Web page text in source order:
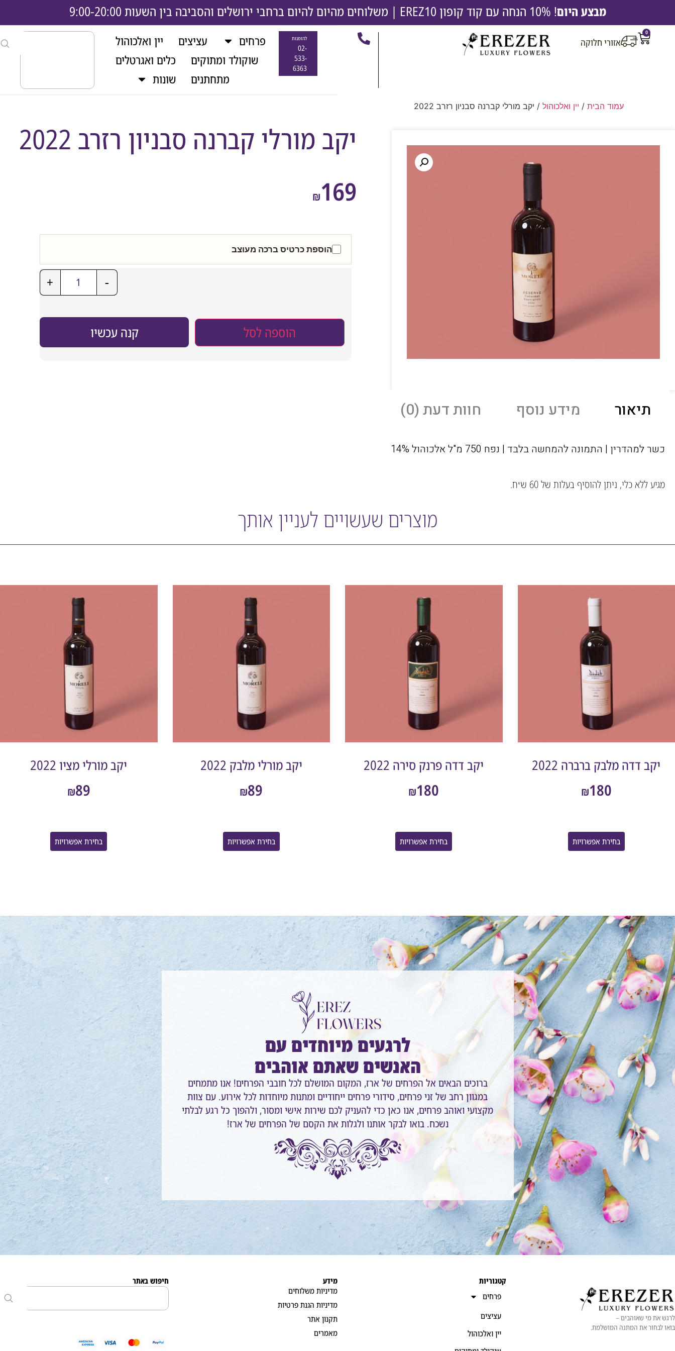
מבצע היום! 10% הנחה עם קוד קופון EREZ10 | משלוחים מהיום להיום ברחבי ירושלים והסביבה בין השעות 9:00-20:00
אזורי חלוקה
0
פרחים עציצים
יין ואלכוהול
שוקולד ומתוקים
כלים ואגרטלים
מתחתנים
שונות
להזמנות
02-
533-
6363
עמוד הבית / יין ואלכוהול / יקב מורלי קברנה סבניון רזרב 2022
יקב מורלי קברנה סבניון רזרב 2022
₪169
הוספת כרטיס ברכה מעוצב
-
+
הוספה לסל קנה עכשיו
תיאור מידע נוסף חוות דעת (0)
כשר למהדרין | התמונה להמחשה בלבד | נפח 750 מ"ל אלכוהול 14%
מגיע ללא כלי, ניתן להוסיף בעלות של 60 ש״ח.
מוצרים שעשויים לעניין אותך
יקב דדה מלבק ברברה 2022
₪180
בחירת אפשרויות
יקב דדה פרנק סירה 2022
₪180
בחירת אפשרויות
יקב מורלי מלבק 2022
₪89
בחירת אפשרויות
יקב מורלי מציו 2022
₪89
בחירת אפשרויות
לרגעים מיוחדים עם
האנשים שאתם אוהבים
ברוכים הבאים אל הפרחים של ארז, המקום המושלם לכל חובבי הפרחים! אנו מתמחים
במגוון רחב של זני פרחים, סידורי פרחים ייחודיים ומתנות מיוחדות לכל אירוע. עם צוות
מקצועי ואוהב פרחים, אנו כאן כדי להעניק לכם שירות אישי ומסור, ולהפוך כל רגע לבלתי
נשכח. בואו לבקר אותנו ולגלות את הקסם של הפרחים של ארז!
לרגש את מי שאוהבים –
בואו לבחור את המתנה המושלמת.
קטגוריות
פרחים
עציצים
יין ואלכוהול
מידע
מדיניות משלוחים
מדיניות הגנת פרטיות
תקנון אתר
מאמרים
חיפוש באתר